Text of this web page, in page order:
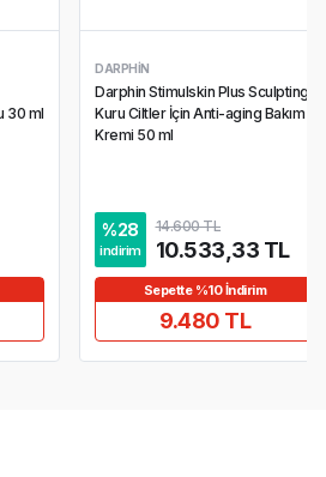
30 ml
DARPHIN
Darphin Stimulskin Plus Sculpting
Kuru Ciltler İçin Anti-aging Bakım
Kremi 50 ml
%28
indirim
14.600 TL
10.533,33 TL
Sepette %10 İndirim
9.480 TL